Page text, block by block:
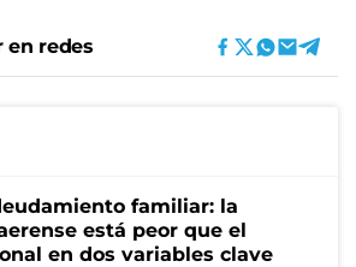
en redes
familiar: la
está peor que el
en dos variables clave